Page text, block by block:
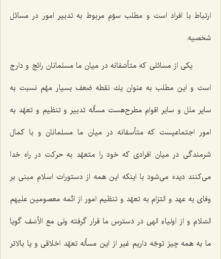
ارتباط با افراد است و مطلب سوّم مربوط به تدبیر امور در مسائل
شخصیه.
یكی از مسائلی كه متأسّفانه در میان ما مسلمانان رائج و دارج
است و این مطلب به عنوان یك نقطه ضعف بسیار مهّم نسبت به
سایر ملل و سایر اقوام مطرح‌هست مسأله تدبیر و تنظیم و تعهّد به
امور اجتماعیست كه متأسفانه در میان ما مسلمانان و با كمال
شرمندگی در میان افرادی كه خود را متعهّد به حركت در راه خدا
می‌كنند دیده می‌شود با اینكه این همه از دستورات اسلام مبنی بر
وفای به عهد و التزام به تعهّد و تنظیم امور از ائّمه معصومین علیهم
السّلام و از اولیاء الهی در دسترس ما قرار گرفته ولی مع الأسَف گویا
ما به همه چیز توجّه داریم غیر از این مسأله تعهّد اخلاقی و یا بالاتر